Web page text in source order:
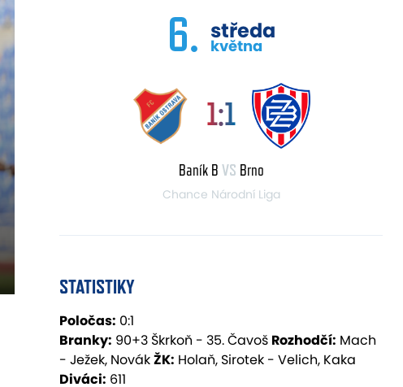
6. středa
května
1:1
Baník B VS Brno
Chance Národní Liga
STATISTIKY
Poločas: 0:1
Branky: 90+3 Škrkoň - 35. Čavoš Rozhodčí: Mach
- Ježek, NovákŽK: Holaň, Sirotek - Velich, Kaka
Diváci: 611